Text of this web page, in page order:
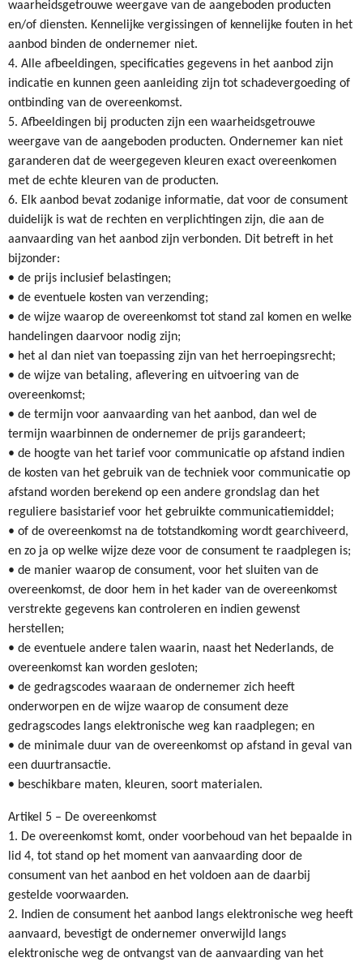
waarheidsgetrouwe weergave van de aangeboden producten
en/of diensten. Kennelijke vergissingen of kennelijke fouten in het
aanbod binden de ondernemer niet.
4. Alle afbeeldingen, specificaties gegevens in het aanbod zijn
indicatie en kunnen geen aanleiding zijn tot schadevergoeding of
ontbinding van de overeenkomst.
5. Afbeeldingen bij producten zijn een waarheidsgetrouwe
weergave van de aangeboden producten. Ondernemer kan niet
garanderen dat de weergegeven kleuren exact overeenkomen
met de echte kleuren van de producten.
6. Elk aanbod bevat zodanige informatie, dat voor de consument
duidelijk is wat de rechten en verplichtingen zijn, die aan de
aanvaarding van het aanbod zijn verbonden. Dit betreft in het
bijzonder:
• de prijs inclusief belastingen;
• de eventuele kosten van verzending;
• de wijze waarop de overeenkomst tot stand zal komen en welke
handelingen daarvoor nodig zijn;
• het al dan niet van toepassing zijn van het herroepingsrecht;
• de wijze van betaling, aflevering en uitvoering van de
overeenkomst;
• de termijn voor aanvaarding van het aanbod, dan wel de
termijn waarbinnen de ondernemer de prijs garandeert;
• de hoogte van het tarief voor communicatie op afstand indien
de kosten van het gebruik van de techniek voor communicatie op
afstand worden berekend op een andere grondslag dan het
reguliere basistarief voor het gebruikte communicatiemiddel;
• of de overeenkomst na de totstandkoming wordt gearchiveerd,
en zo ja op welke wijze deze voor de consument te raadplegen is;
• de manier waarop de consument, voor het sluiten van de
overeenkomst, de door hem in het kader van de overeenkomst
verstrekte gegevens kan controleren en indien gewenst
herstellen;
• de eventuele andere talen waarin, naast het Nederlands, de
overeenkomst kan worden gesloten;
• de gedragscodes waaraan de ondernemer zich heeft
onderworpen en de wijze waarop de consument deze
gedragscodes langs elektronische weg kan raadplegen; en
• de minimale duur van de overeenkomst op afstand in geval van
een duurtransactie.
• beschikbare maten, kleuren, soort materialen.
Artikel 5 – De overeenkomst
1. De overeenkomst komt, onder voorbehoud van het bepaalde in
lid 4, tot stand op het moment van aanvaarding door de
consument van het aanbod en het voldoen aan de daarbij
gestelde voorwaarden.
2. Indien de consument het aanbod langs elektronische weg heeft
aanvaard, bevestigt de ondernemer onverwijld langs
elektronische weg de ontvangst van de aanvaarding van het